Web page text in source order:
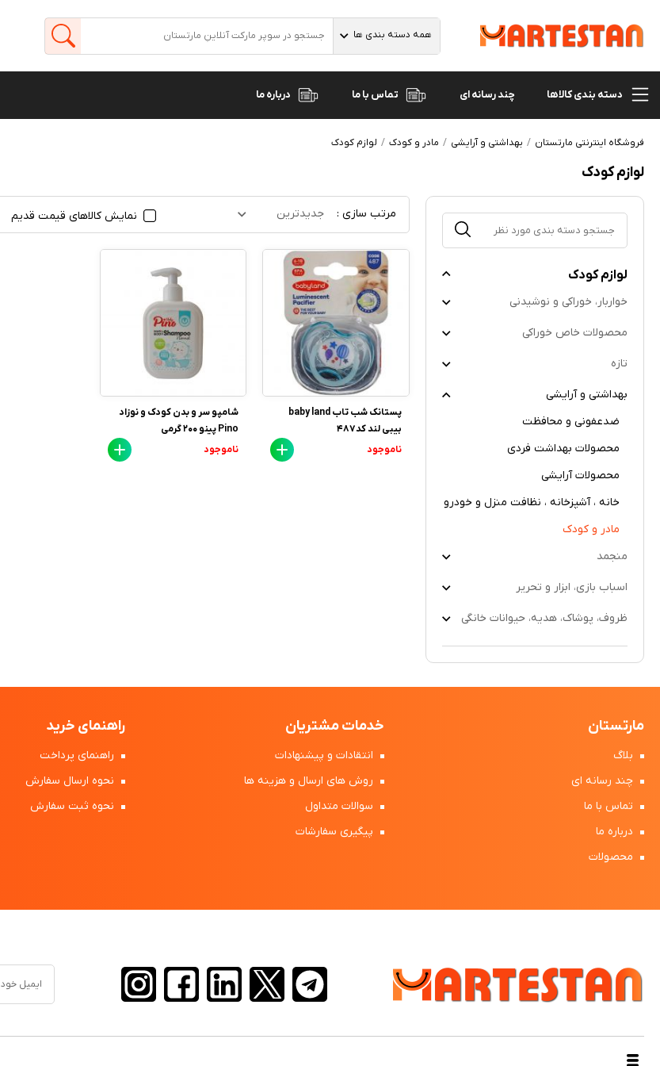
همه دسته بندی ها
دسته بندی کالاها چند رسانه ای تماس با ما درباره ما
فروشگاه اینترنتی مارتستان بهداشتی و آرایشی مادر و کودک لوازم کودک
لوازم کودک
لوازم کودک
خواربار، خوراکی و نوشیدنی
محصولات خاص خوراکی
تازه
بهداشتی و آرایشی
ضدعفونی و محافظت
محصولات بهداشت فردی
محصولات آرایشی
خانه ، آشپزخانه ، نظافت منزل و خودرو
مادر و کودک
منجمد
اسباب بازی، ابزار و تحریر
ظروف، پوشاک، هدیه، حیوانات خانگی
مرتب سازی : جدیدترین نمایش کالاهای قیمت قدیم
پستانک شب تاب baby land
بیبی لند کد487
ناموجود
شامپو سر و بدن کودک و نوزاد
Pino پینو 200 گرمی
ناموجود
مارتستان
بلاگ
چند رسانه ای
تماس با ما
درباره ما
محصولات
خدمات مشتریان
انتقادات و پیشنهادات
روش های ارسال و هزینه ها
سوالات متداول
پیگیری سفارشات
راهنمای خرید
راهنمای پرداخت
نحوه ارسال سفارش
نحوه ثبت سفارش